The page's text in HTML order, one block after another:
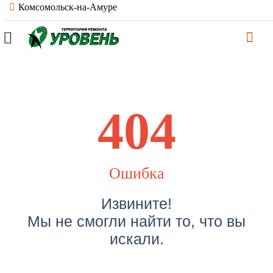
Комсомольск-на-Амуре
404
Ошибка
Извините!
Мы не смогли найти то, что вы
искали.